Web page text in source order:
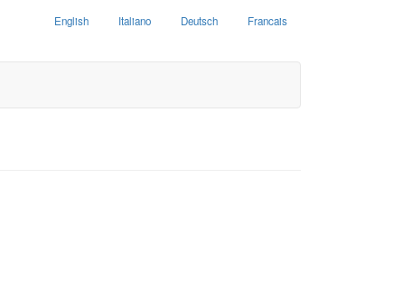
English Italiano Deutsch Francais